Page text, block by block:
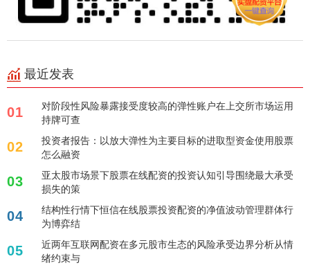
最近发表
01
对阶段性风险暴露接受度较高的弹性账户在上交所市场运用
持牌可查
02
投资者报告：以放大弹性为主要目标的进取型资金使用股票
怎么融资
03
亚太股市场景下股票在线配资的投资认知引导围绕最大承受
损失的策
04
结构性行情下恒信在线股票投资配资的净值波动管理群体行
为博弈结
05
近两年互联网配资在多元股市生态的风险承受边界分析从情
绪约束与